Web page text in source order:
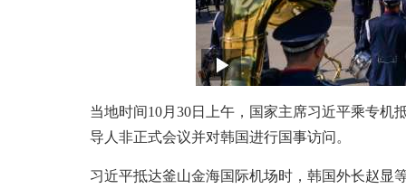
当地时间10月30日上午，国家主席习近平乘专
导人非正式会议并对韩国进行国事访问。
习近平抵达釜山金海国际机场时，韩国外长赵显